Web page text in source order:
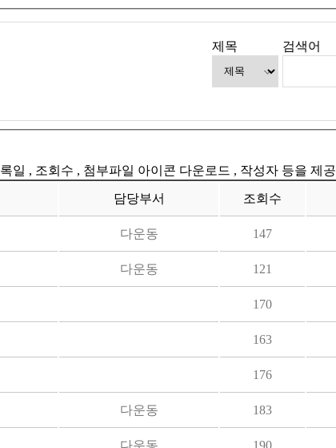
제목 검색어
일 , 조회수 , 첨부파일 아이콘 다운로드 , 작성자 등을 제공
담당부서 조회수
다운동 147
다운동 121
170
163
176
다운동 183
다운동 190